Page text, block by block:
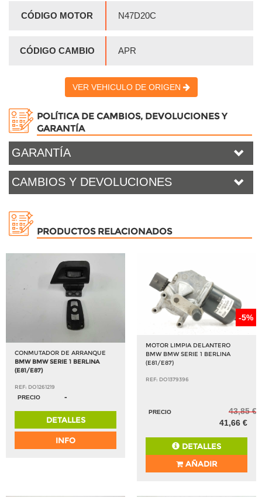
CÓDIGO MOTOR N47D20C
CÓDIGO CAMBIO APR
VER VEHICULO DE ORIGEN
POLÍTICA DE CAMBIOS, DEVOLUCIONES Y
GARANTÍA
GARANTÍA
CAMBIOS Y DEVOLUCIONES
PRODUCTOS RELACIONADOS
CONMUTADOR DE ARRANQUE
BMW BMW SERIE 1 BERLINA
(E81/E87)
REF: DO1261219
PRECIO
-
DETALLES
INFO
-5%
MOTOR LIMPIA DELANTERO
BMW BMW SERIE 1 BERLINA
(E81/E87)
REF: DO1379396
PRECIO
43,85 €
41,66 €
DETALLES
AÑADIR